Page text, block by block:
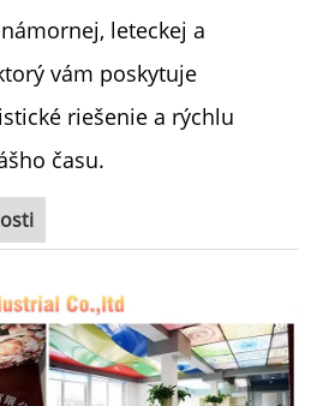
leteckej a
vám poskytuje
riešenie a rýchlu
času.